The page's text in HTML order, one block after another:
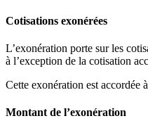
Cotisations exonérées
L’exonération porte sur les
à l’exception de la cotisation
Cette exonération est accordée
Montant de l’exonération